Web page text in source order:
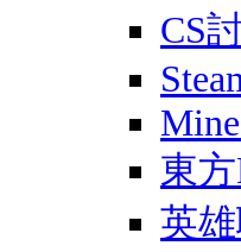
CS
東
英